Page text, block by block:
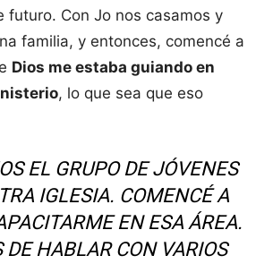
futuro. Con Jo nos casamos y
familia, y entonces, comencé a
Dios me estaba guiando en
, lo que sea que eso
EL GRUPO DE JÓVENES
IGLESIA. COMENCÉ A
EN ESA ÁREA.
DE HABLAR CON VARIOS